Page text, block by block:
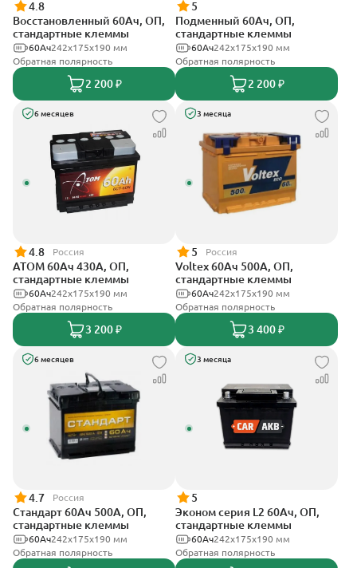
4.8
Восстановленный 60Ач, ОП,
стандартные клеммы
242х175х190 мм
60Ач
Обратная полярность
2 200 ₽
5
Подменный 60Ач, ОП,
стандартные клеммы
242х175х190 мм
60Ач
Обратная полярность
2 200 ₽
6 месяцев
4.8 Россия
АТОМ 60Ач 430А, ОП,
стандартные клеммы
242х175х190 мм
60Ач
Обратная полярность
3 200 ₽
3 месяца
5 Россия
Voltex 60Ач 500А, ОП,
стандартные клеммы
242х175х190 мм
60Ач
Обратная полярность
3 400 ₽
6 месяцев
4.7 Россия
Стандарт 60Ач 500А, ОП,
стандартные клеммы
242x175x190 мм
60Ач
Обратная полярность
3 месяца
5
Эконом серия L2 60Ач, ОП,
стандартные клеммы
242х175х190 мм
60Ач
Обратная полярность